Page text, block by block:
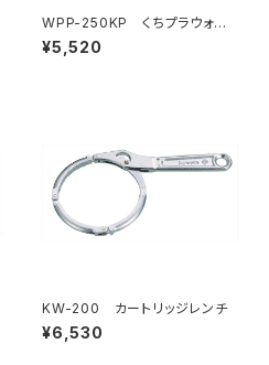
WPP-250KP くちプラウォー
ターポンププライヤー
¥5,520
KW-200 カートリッジレンチ
¥6,530